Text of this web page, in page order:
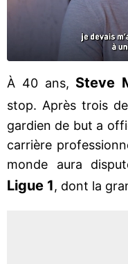
À 40 ans, Steve
stop. Après trois
gardien de but a
carrière
monde aura
Ligue 1, dont la